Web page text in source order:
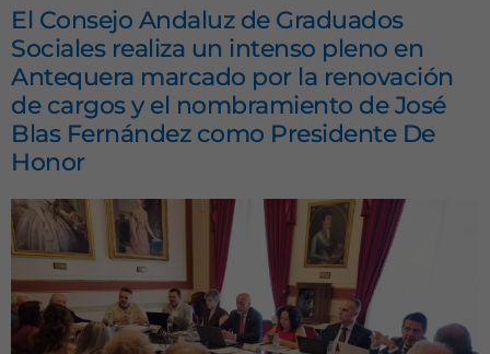
El Consejo Andaluz de Graduados
Sociales realiza un intenso pleno en
Antequera marcado por la renovación
de cargos y el nombramiento de José
Blas Fernández como Presidente De
Honor